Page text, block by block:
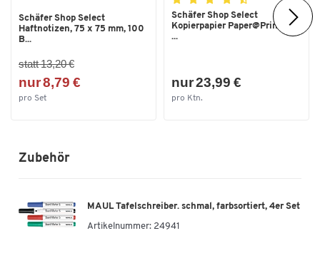
Schäfer Shop Select
Haftnotizen, 75 x 75 mm, 100
B...
statt 13,20 €
nur 8,79 €
pro Set
Schäfer Shop Select
Kopierpapier Paper@Print, DIN
...
nur 23,99 €
pro Ktn.
Zubehör
MAUL Tafelschreiber. schmal, farbsortiert, 4er Set
Artikelnummer: 24941